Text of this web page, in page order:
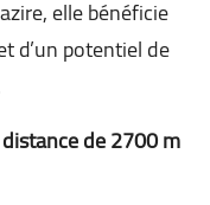
elle bénéficie
d’un potentiel de
de 2700 m